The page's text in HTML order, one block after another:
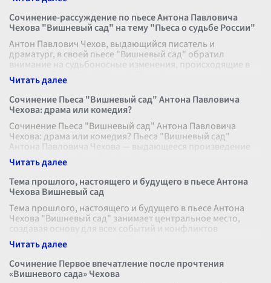
Сочинение-рассуждение по пьесе Антона Павловича
Чехова "Вишневый сад" на тему "Пьеса о судьбе России"
Антон Павлович Чехов, выдающийся писатель и
драматург, в своей пьесе "Вишневый сад" обратил
внимание на судьбоносные изменения, происходящие в
России рубежа XIX и XX веков. Произве
Сочинение Пьеса "Вишневый сад" Антона Павловича
Чехова: драма или комедия?
Сочинение Пьеса "Вишневый сад" Антона Павловича
Чехова: драма или комедия? Пьеса "Вишневый сад"
Антона Павловича Чехова — выдающееся произведение
русской классической литературы,
Тема прошлого, настоящего и будущего в пьесе Антона
Чехова Вишневый сад
Тема прошлого, настоящего и будущего в пьесе Антона
Чехова "Вишневый сад" занимает центральное место,
создавая основу для всех событий и конфликтов
произведения. Прошлое в "Вишнев
Сочинение Первое впечатление после прочтения
«Вишневого сада» Чехова